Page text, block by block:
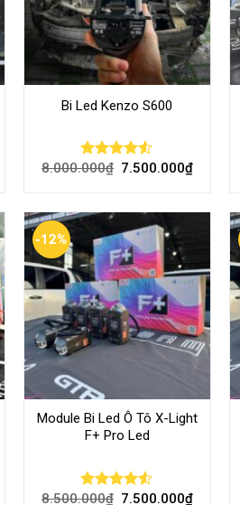
Bi Led Kenzo S600
Rated
8.000.000₫ 7.500.000₫
-12%
Module Bi Led Ô Tô X-Light
F+ Pro Led
Rated
8.500.000₫ 7.500.000₫